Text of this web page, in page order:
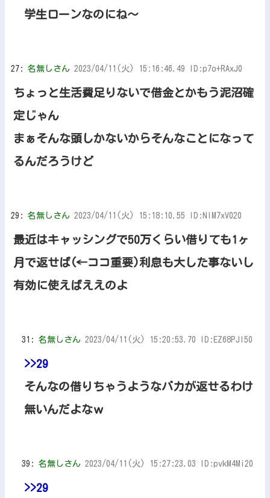
学生ローンなのにね～
27: 名無しさん 2023/04/11(火) 15:16:46.49 ID:p7o+RAxJ0
ちょっと生活費足りないで借金とかもう泥沼確
定じゃん
まぁそんな頭しかないからそんなことになって
るんだろうけど
29: 名無しさん 2023/04/11(火) 15:18:10.55 ID:NlM7xV020
最近はキャッシングで50万くらい借りても1ヶ
月で返せば(←ココ重要)利息も大した事ないし
有効に使えばええのよ
31: 名無しさん 2023/04/11(火) 15:20:53.70 ID:EZ68PJI50
>>29
そんなの借りちゃうようなバカが返せるわけ
無いんだよなｗ
39: 名無しさん 2023/04/11(火) 15:27:23.03 ID:pvkM4Mi20
>>29